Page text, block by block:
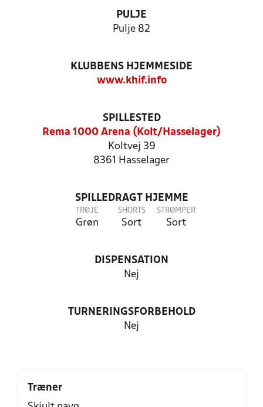
PULJE
Pulje 82
KLUBBENS HJEMMESIDE
www.khif.info
SPILLESTED
Rema 1000 Arena (Kolt/Hasselager)
Koltvej 39
8361 Hasselager
SPILLEDRAGT HJEMME
TRØJE
Grøn
SHORTS
Sort
STRØMPER
Sort
DISPENSATION
Nej
TURNERINGSFORBEHOLD
Nej
Træner